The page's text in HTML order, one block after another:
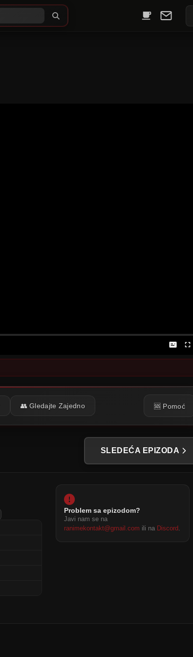
👥 Gledajte Zajedno 🆘 Pomoć
SLEDEĆA EPIZODA
Problem sa epizodom?
Javi nam se na
ranimekontakt@gmail.com ili na Discord